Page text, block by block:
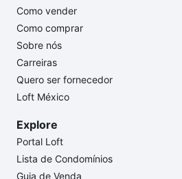
Como vender
Como comprar
Sobre nós
Carreiras
Quero ser fornecedor
Loft México
Explore
Portal Loft
Lista de Condomínios
Guia de Venda